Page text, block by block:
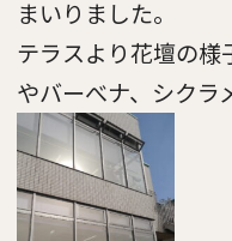
まいりました。
テラスより花壇の様
やバーべナ、シクラ